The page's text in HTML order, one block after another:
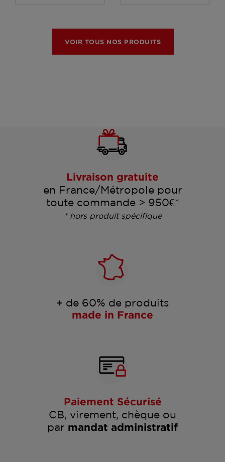
VOIR TOUS NOS PRODUITS
Livraison gratuite
en France/Métropole pour
toute commande > 950€*
* hors produit spécifique
+ de 60% de produits
made in France
Paiement Sécurisé
CB, virement, chèque ou
par mandat administratif